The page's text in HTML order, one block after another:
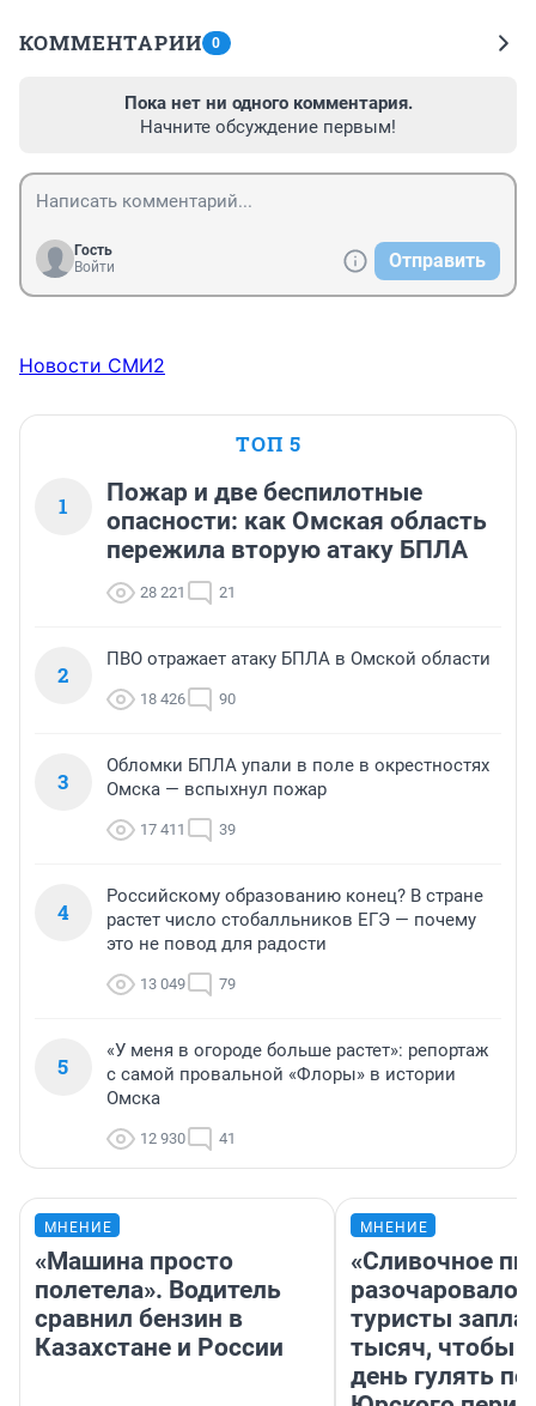
КОММЕНТАРИИ 0
Пока нет ни одного комментария.
Начните обсуждение первым!
Гость
Войти
Отправить
Новости СМИ2
ТОП 5
1
Пожар и две беспилотные
опасности: как Омская область
пережила вторую атаку БПЛА
28 221 21
2
ПВО отражает атаку БПЛА в Омской области
18 426 90
3
Обломки БПЛА упали в поле в окрестностях
Омска — вспыхнул пожар
17 411 39
4
Российскому образованию конец? В стране
растет число стобалльников ЕГЭ — почему
это не повод для радости
13 049 79
5
«У меня в огороде больше растет»: репортаж
с самой провальной «Флоры» в истории
Омска
12 930 41
МНЕНИЕ
«Машина просто
полетела». Водитель
сравнил бензин в
Казахстане и России
МНЕНИЕ
«Сливочное
разочаровало»:
туристы
тысяч, чтобы
день гулять по